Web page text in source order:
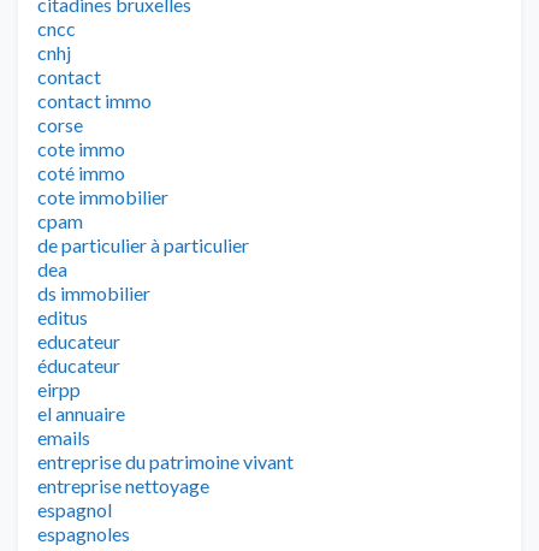
cncc
cnhj
contact
contact immo
corse
cote immo
coté immo
cote immobilier
cpam
de particulier à particulier
dea
ds immobilier
editus
educateur
éducateur
eirpp
el annuaire
emails
entreprise du patrimoine vivant
entreprise nettoyage
espagnol
espagnoles